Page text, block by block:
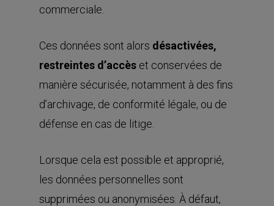
commerciale.
Ces données sont alors désactivées,
restreintes d’accès et conservées de
manière sécurisée, notamment à des fins
d’archivage, de conformité légale, ou de
défense en cas de litige.
Lorsque cela est possible et approprié,
les données personnelles sont
supprimées ou anonymisées. À défaut,